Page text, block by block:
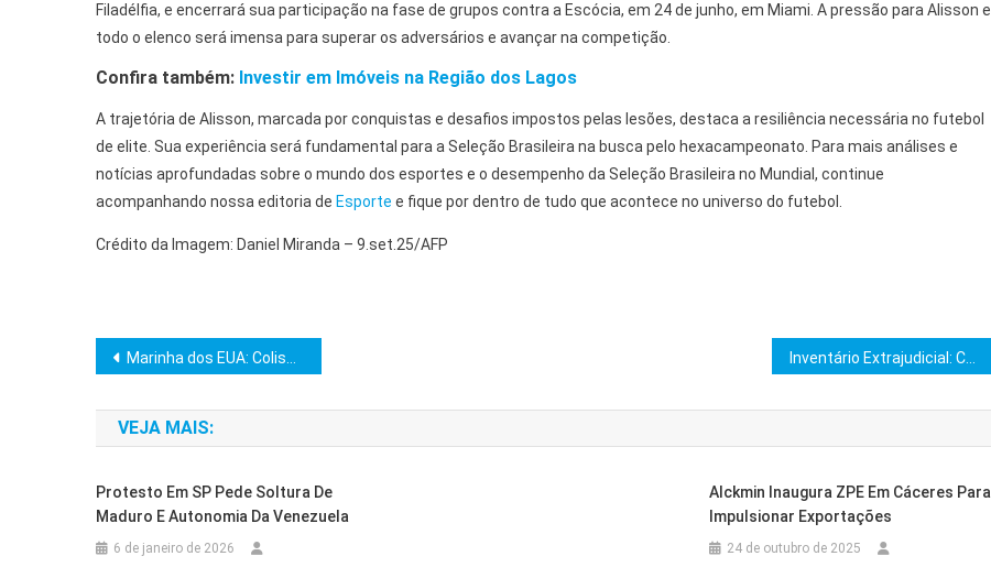
Filadélfia, e encerrará sua participação na fase de grupos contra a Escócia, em 24 de junho, em Miami. A pressão para Alisson e
todo o elenco será imensa para superar os adversários e avançar na competição.
Confira também: Investir em Imóveis na Região dos Lagos
A trajetória de Alisson, marcada por conquistas e desafios impostos pelas lesões, destaca a resiliência necessária no futebol
de elite. Sua experiência será fundamental para a Seleção Brasileira na busca pelo hexacampeonato. Para mais análises e
notícias aprofundadas sobre o mundo dos esportes e o desempenho da Seleção Brasileira no Mundial, continue
acompanhando nossa editoria de Esporte e fique por dentro de tudo que acontece no universo do futebol.
Crédito da Imagem: Daniel Miranda – 9.set.25/AFP
Navegação
de
Post
Marinha dos EUA: Colisão de Jatos Questiona Custos de Exibições
VEJA MAIS:
Protesto Em SP Pede Soltura De
Maduro E Autonomia Da Venezuela
6 de janeiro de 2026
Alckmin Inaugura ZPE Em Cáceres Para
Impulsionar Exportações
24 de outubro de 2025